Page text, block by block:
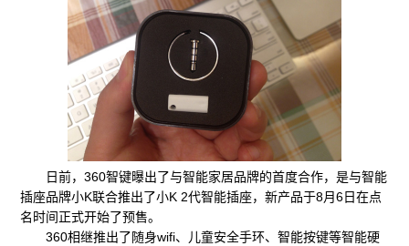
日前，360智键曝出了与智能家居品牌的首度合作，是与智能
插座品牌小K联合推出了小K 2代智能插座，新产品于8月6日在点
名时间正式开始了预售。
360相继推出了随身wifi、儿童安全手环、智能按键等智能硬